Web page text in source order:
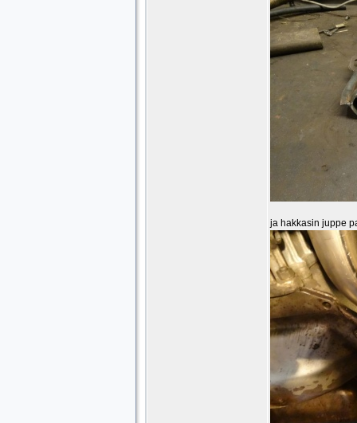
ja hakkasin juppe